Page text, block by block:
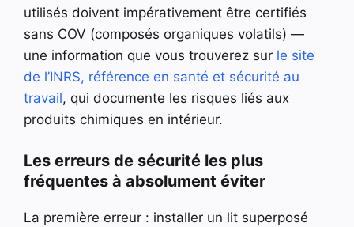
utilisés doivent impérativement être certifiés
sans COV (composés organiques volatils) —
une information que vous trouverez sur le site
de l’INRS, référence en santé et sécurité au
travail, qui documente les risques liés aux
produits chimiques en intérieur.
Les erreurs de sécurité les plus
fréquentes à absolument éviter
La première erreur : installer un lit superposé